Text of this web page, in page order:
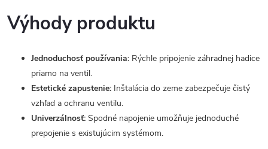
Výhody produktu
Jednoduchosť používania: Rýchle pripojenie záhradnej hadice
priamo na ventil.
Estetické zapustenie: Inštalácia do zeme zabezpečuje čistý
vzhľad a ochranu ventilu.
Univerzálnosť: Spodné napojenie umožňuje jednoduché
prepojenie s existujúcim systémom.